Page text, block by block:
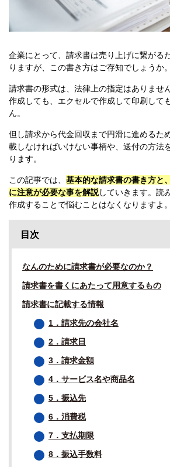
企業にとって、請求書は売り上げに繋がる
りますが、この書き方はご存知でしょうか。
請求書の形式は、法律上の指定はありませ
作成しても、エクセルで作成して印刷して
ん。
但し請求から代金回収まで円滑に進めるた
載しなければいけない事柄や、送付の方法
ります。
この記事では、 基本的な請求書の書き方と
に注意が必要な事を解説していきます。読
作成することで悩むことはなくなりますよ。
目次
なんのために請求書が必要なのか？
請求書を書くにあたって用意するもの
請求書に記載する情報
1．請求先の会社名
2．請求日
3．請求金額
4．サービス名や商品名
5．振込先
6．消費税
7．支払期限
8．振込手数料